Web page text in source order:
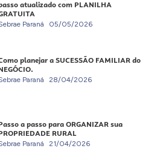
atualizado com PLANILHA
Paraná 05/05/2026
planejar a SUCESSÃO FAMILIAR do
Paraná 28/04/2026
a passo para ORGANIZAR sua
RURAL
Paraná 21/04/2026